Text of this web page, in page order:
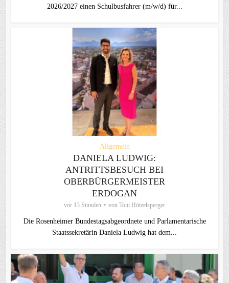
2026/2027 einen Schulbusfahrer (m/w/d) für...
Allgemein
DANIELA LUDWIG:
ANTRITTSBESUCH BEI
OBERBÜRGERMEISTER
ERDOGAN
vor 13 Stunden von Toni Hötzelsperger
Die Rosenheimer Bundestagsabgeordnete und Parlamentarische
Staatssekretärin Daniela Ludwig hat dem...